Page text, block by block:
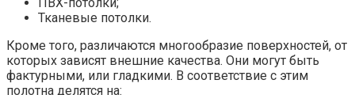
Тканевые потолки.
Кроме того, различаются многообразие поверхностей, от
которых зависят внешние качества. Они могут быть
фактурными, или гладкими. В соответствие с этим
полотна делятся на: